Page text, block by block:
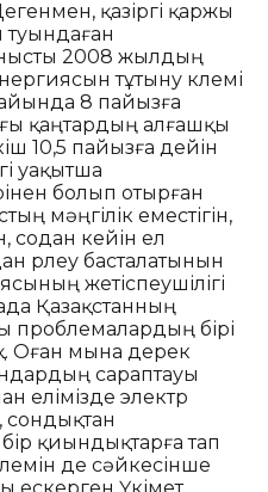
қазіргі қаржы
2008 жылдың
тұтыну көлемі
8 пайызға
қаңтардың алғашқы
10,5 пайызға дейін
уақытша
болып отырған
мәңгілік еместігін,
содан кейін ел
өрлеу басталатынын
жетіспеушілігі
Қазақстанның
проблемалардың бірі
Оған мына дерек
сараптауы
елімізде электр
сондықтан
қиындықтарға тап
де сәйкесінше
ескерген Үкімет